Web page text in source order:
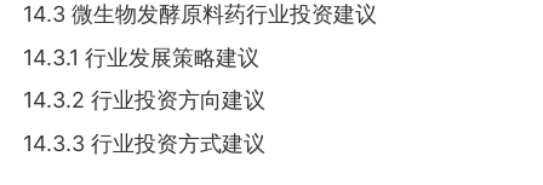
14.3 微生物发酵原料药行业投资建议
14.3.1 行业发展策略建议
14.3.2 行业投资方向建议
14.3.3 行业投资方式建议